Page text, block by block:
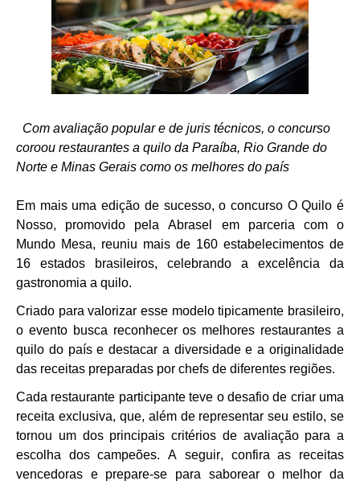
Com avaliação popular e de juris técnicos, o concurso
coroou restaurantes a quilo da Paraíba, Rio Grande do
Norte e Minas Gerais como os melhores do país
Em mais uma edição de sucesso, o concurso O Quilo é
Nosso, promovido pela Abrasel em parceria com o
Mundo Mesa, reuniu mais de 160 estabelecimentos de
16 estados brasileiros, celebrando a excelência da
gastronomia a quilo.
Criado para valorizar esse modelo tipicamente brasileiro,
o evento busca reconhecer os melhores restaurantes a
quilo do país e destacar a diversidade e a originalidade
das receitas preparadas por chefs de diferentes regiões.
Cada restaurante participante teve o desafio de criar uma
receita exclusiva, que, além de representar seu estilo, se
tornou um dos principais critérios de avaliação para a
escolha dos campeões. A seguir, confira as receitas
vencedoras e prepare-se para saborear o melhor da